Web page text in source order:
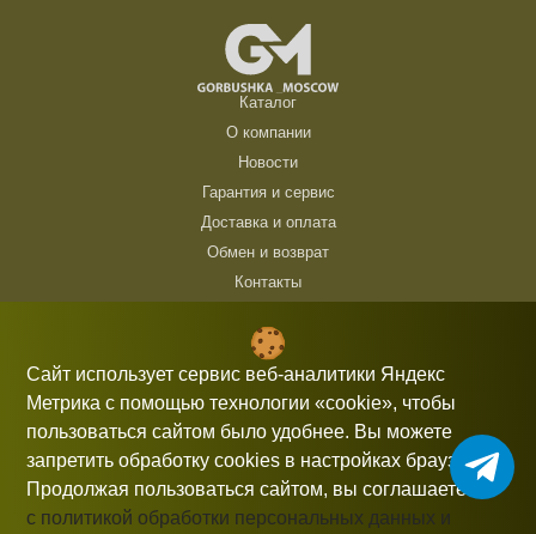
Каталог
О компании
Новости
Гарантия и сервис
Доставка и оплата
Обмен и возврат
Контакты
10:00 — 21:00 без выходных
gorbushka-moscow@yandex.ru
Сайт использует сервис веб-аналитики Яндекс
Метрика с помощью технологии «cookie», чтобы
пользоваться сайтом было удобнее. Вы можете
запретить обработку cookies в настройках браузера.
Продолжая пользоваться сайтом, вы соглашаетесь
с политикой обработки персональных данных и